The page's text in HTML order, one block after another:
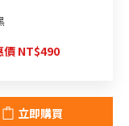
價 NT$490
立即購買